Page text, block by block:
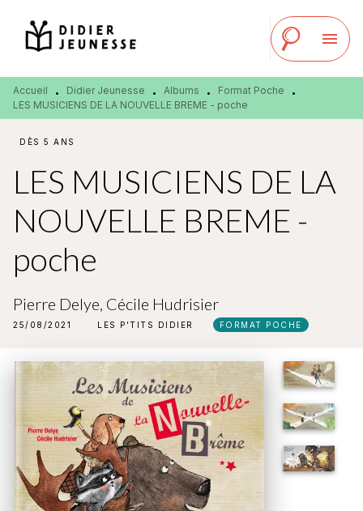
MENU RECHERCHE
PIED DE PAGE
menu
Accueil • Didier Jeunesse • Albums • Format Poche
•
LES MUSICIENS DE LA NOUVELLE BREME - poche
DÈS 5 ANS
LES MUSICIENS DE LA
NOUVELLE BREME -
poche
Pierre Delye Cécile Hudrisier
25/08/2021 LES P'TITS DIDIER FORMAT POCHE